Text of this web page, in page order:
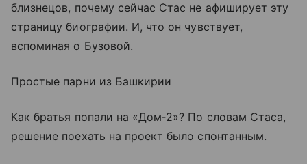
близнецов, почему сейчас Стас не афиширует эту
страницу биографии. И, что он чувствует,
вспоминая о Бузовой.
Простые парни из Башкирии
Как братья попали на «Дом‑2»? По словам Стаса,
решение поехать на проект было спонтанным.